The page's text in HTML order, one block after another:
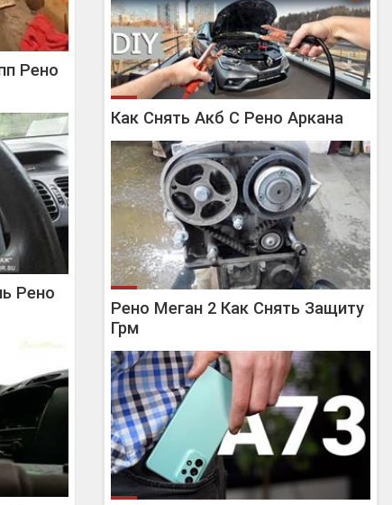
Рено
Рено
Как Снять Акб С Рено Аркана
Рено Меган 2 Как Снять Защиту
Грм